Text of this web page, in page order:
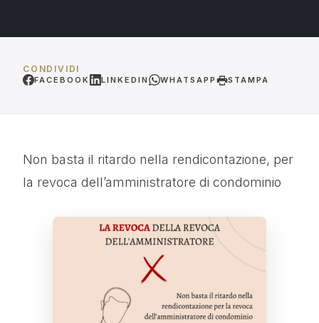
CONDIVIDI
FACEBOOK LINKEDIN WHATSAPP STAMPA
Non basta il ritardo nella rendicontazione, per
la revoca dell’amministratore di condominio